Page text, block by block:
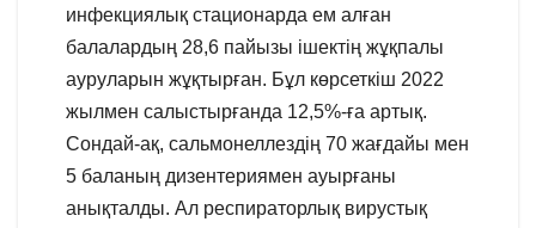
инфекциялық стационарда ем алған
балалардың 28,6 пайызы ішектің жұқпалы
ауруларын жұқтырған. Бұл көрсеткіш 2022
жылмен салыстырғанда 12,5%-ға артық.
Сондай-ақ, сальмонеллездің 70 жағдайы мен
5 баланың дизентериямен ауырғаны
анықталды. Ал респираторлық вирустық